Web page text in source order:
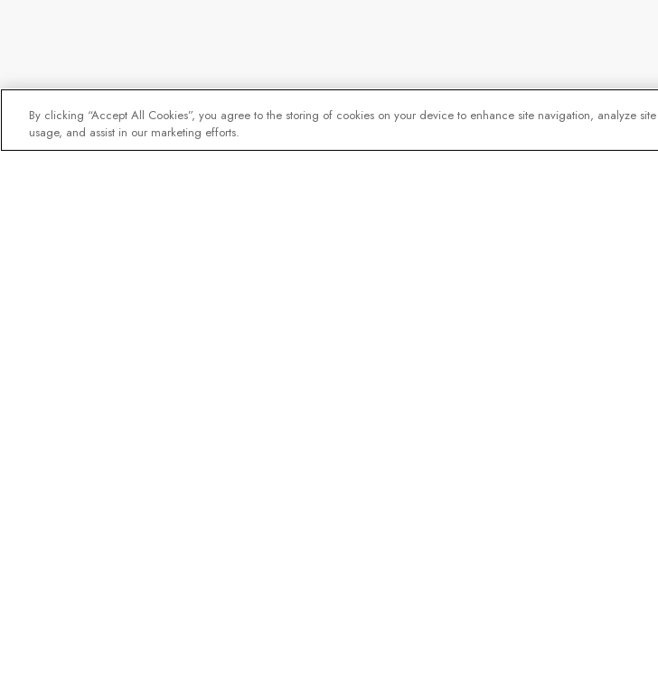
By clicking “Accept All Cookies”, you agree to the storing of cookies on your device to enhance site navigation, analyze site
usage, and assist in our marketing efforts.